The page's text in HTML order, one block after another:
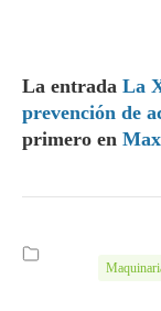
La entrada La
prevención de
primero en